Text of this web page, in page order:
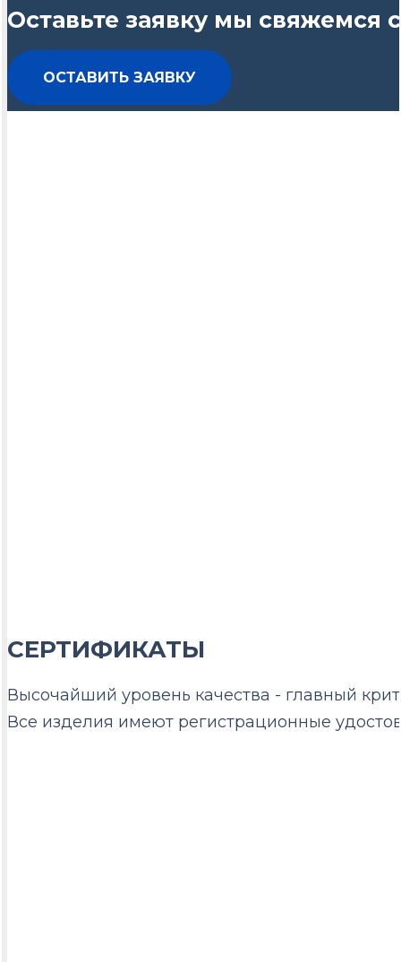
Оставьте заявку мы
ОСТАВИТЬ ЗАЯВКУ
СЕРТИФИКАТЫ
Высочайший уровень качества - главный
Все изделия имеют регистрационные